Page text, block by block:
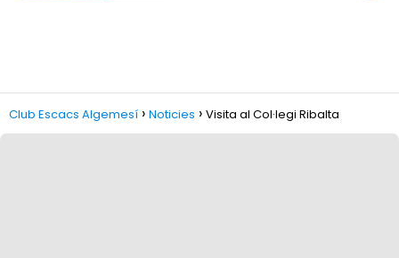
Club Escacs Algemesí Noticies Visita al Col·legi Ribalta